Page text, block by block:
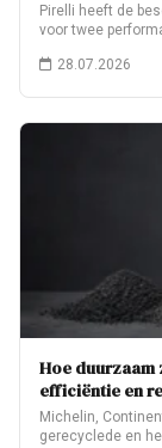
Pirelli heeft de
voor twee
28.07.2026
Hoe duurzaam
efficiëntie en
Michelin,
gerecyclede en